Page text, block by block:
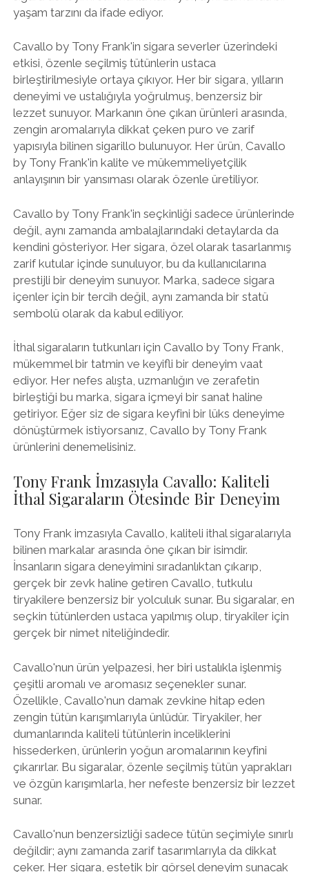
yaşam tarzını da ifade ediyor.
Cavallo by Tony Frank'in sigara severler üzerindeki
etkisi, özenle seçilmiş tütünlerin ustaca
birleştirilmesiyle ortaya çıkıyor. Her bir sigara, yılların
deneyimi ve ustalığıyla yoğrulmuş, benzersiz bir
lezzet sunuyor. Markanın öne çıkan ürünleri arasında,
zengin aromalarıyla dikkat çeken puro ve zarif
yapısıyla bilinen sigarillo bulunuyor. Her ürün, Cavallo
by Tony Frank'in kalite ve mükemmeliyetçilik
anlayışının bir yansıması olarak özenle üretiliyor.
Cavallo by Tony Frank'in seçkinliği sadece ürünlerinde
değil, aynı zamanda ambalajlarındaki detaylarda da
kendini gösteriyor. Her sigara, özel olarak tasarlanmış
zarif kutular içinde sunuluyor, bu da kullanıcılarına
prestijli bir deneyim sunuyor. Marka, sadece sigara
içenler için bir tercih değil, aynı zamanda bir statü
sembolü olarak da kabul ediliyor.
İthal sigaraların tutkunları için Cavallo by Tony Frank,
mükemmel bir tatmin ve keyifli bir deneyim vaat
ediyor. Her nefes alışta, uzmanlığın ve zerafetin
birleştiği bu marka, sigara içmeyi bir sanat haline
getiriyor. Eğer siz de sigara keyfini bir lüks deneyime
dönüştürmek istiyorsanız, Cavallo by Tony Frank
ürünlerini denemelisiniz.
Tony Frank İmzasıyla Cavallo: Kaliteli
İthal Sigaraların Ötesinde Bir Deneyim
Tony Frank imzasıyla Cavallo, kaliteli ithal sigaralarıyla
bilinen markalar arasında öne çıkan bir isimdir.
İnsanların sigara deneyimini sıradanlıktan çıkarıp,
gerçek bir zevk haline getiren Cavallo, tutkulu
tiryakilere benzersiz bir yolculuk sunar. Bu sigaralar, en
seçkin tütünlerden ustaca yapılmış olup, tiryakiler için
gerçek bir nimet niteliğindedir.
Cavallo'nun ürün yelpazesi, her biri ustalıkla işlenmiş
çeşitli aromalı ve aromasız seçenekler sunar.
Özellikle, Cavallo'nun damak zevkine hitap eden
zengin tütün karışımlarıyla ünlüdür. Tiryakiler, her
dumanlarında kaliteli tütünlerin inceliklerini
hissederken, ürünlerin yoğun aromalarının keyfini
çıkarırlar. Bu sigaralar, özenle seçilmiş tütün yaprakları
ve özgün karışımlarla, her nefeste benzersiz bir lezzet
sunar.
Cavallo'nun benzersizliği sadece tütün seçimiyle sınırlı
değildir; aynı zamanda zarif tasarımlarıyla da dikkat
çeker. Her sigara, estetik bir görsel deneyim sunacak